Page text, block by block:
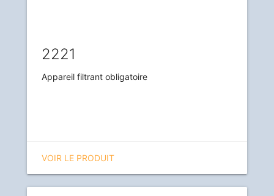
2221
Appareil filtrant obligatoire
VOIR LE PRODUIT